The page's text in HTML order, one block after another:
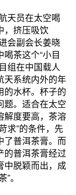
天员在太空喝
，挤压吸饮
会副会长姜晓
茶这个“小目
组在中国载人
天系统内外的年
的水杯。杯子的
题。适合在太空
解度要高，茶溶
求”的条件，先
了普洱茶膏。而
的普洱茶膏经过
中脱颖而出，成
。